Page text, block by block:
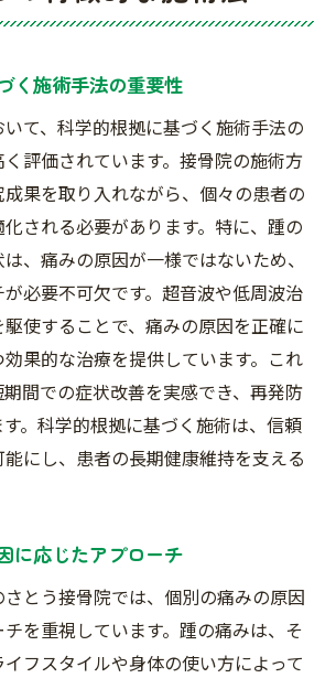
やすさが治療効果に与える影響
地がもたらす時間の効率化
セスの良さによる患者の安心感
リラックススペースの提供
通院の重要性とその利便性
ら徒歩圏内！さとう接骨院の便利
アクセスマップと利用方法
者に与える心理的安心感
施設と連携した癒しの提供
中で寄りやすい商業施設
ることの治療効果への影響
門的に分析する接骨院の秘密と
因を特定する精密検査技術
く施術手法の重要性
て、科学的根拠に基づく施術手法の
評価されています。接骨院の施術方
果を取り入れながら、個々の患者の
される必要があります。特に、踵の
、痛みの原因が一様ではないため、
必要不可欠です。超音波や低周波治
使することで、痛みの原因を正確に
果的な治療を提供しています。これ
間での症状改善を実感でき、再発防
。科学的根拠に基づく施術は、信頼
にし、患者の長期健康維持を支える
に応じたアプローチ
とう接骨院では、個別の痛みの原因
を重視しています。踵の痛みは、そ
フスタイルや身体の使い方によって